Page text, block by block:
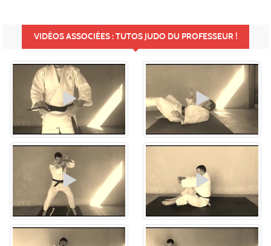
VIDÉOS ASSOCIÉES : TUTOS JUDO DU PROFESSEUR !